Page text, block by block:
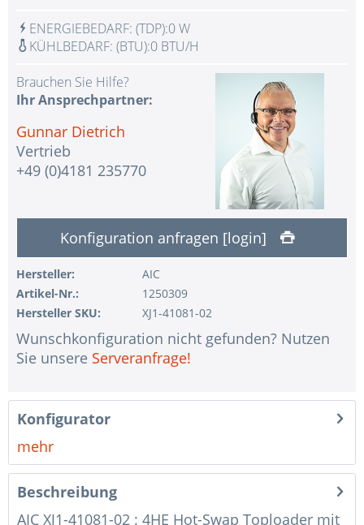
1 Stk.
Kein Land ausgewählt
ENERGIEBEDARF: (TDP):0 W
KÜHLBEDARF: (BTU):0 BTU/H
Brauchen Sie Hilfe?
Ihr Ansprechpartner:
Gunnar Dietrich
Vertrieb
+49 (0)4181 235770
Konfiguration anfragen [login]
Hersteller:
AIC
Artikel-Nr.:
1250309
Hersteller SKU:
XJ1-41081-02
Wunschkonfiguration nicht gefunden? Nutzen
Sie unsere Serveranfrage!
Konfigurator
mehr
Beschreibung
AIC XJ1-41081-02 : 4HE Hot-Swap Toploader mit